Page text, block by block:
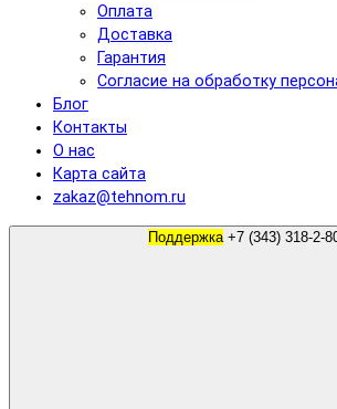
Оплата
Доставка
Гарантия
Согласие на обработку
Блог
Контакты
О нас
Карта сайта
zakaz@tehnom.ru
Поддержка